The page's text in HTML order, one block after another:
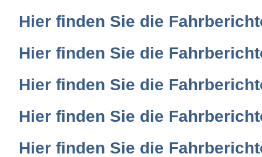
Hier finden Sie die
Hier finden Sie die
Hier finden Sie die
Hier finden Sie die
Hier finden Sie die